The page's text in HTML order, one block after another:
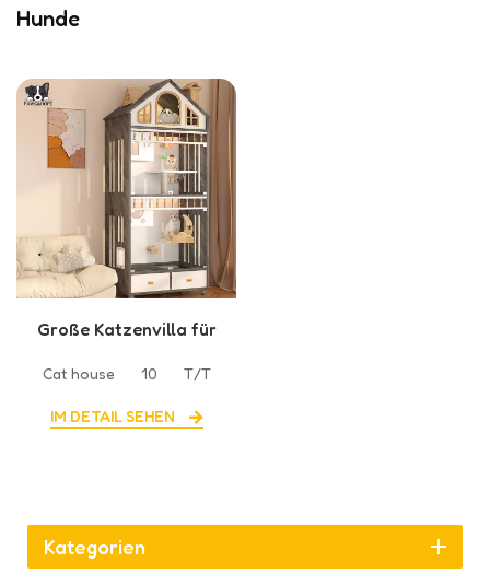
Hunde
Große Katzenvilla für
Cat house 10 T/T
IM DETAIL SEHEN
Kategorien